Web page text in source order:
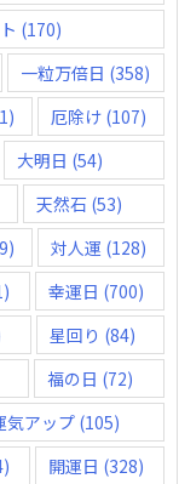
(170)
一粒万倍日 (358)
厄除け (107)
大明日 (54)
天然石 (53)
対人運 (128)
幸運日 (700)
星回り (84)
福の日 (72)
気アップ(105)
開運日 (328)